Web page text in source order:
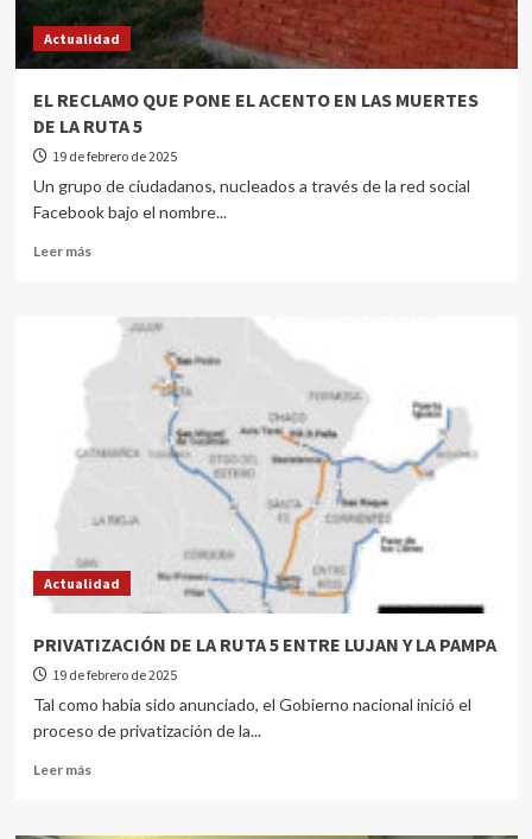
Actualidad
EL RECLAMO QUE PONE EL ACENTO EN LAS MUERTES
DE LA RUTA 5
19 de febrero de 2025
Un grupo de ciudadanos, nucleados a través de la red social
Facebook bajo el nombre...
Leer más
Actualidad
PRIVATIZACIÓN DE LA RUTA 5 ENTRE LUJAN Y LA PAMPA
19 de febrero de 2025
Tal como había sido anunciado, el Gobierno nacional inició el
proceso de privatización de la...
Leer más